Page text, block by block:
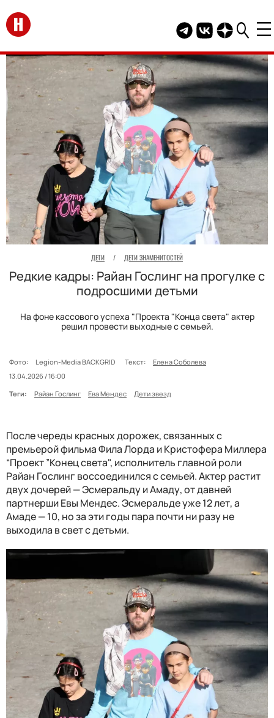
Перейти на главную
Telegram канал
Группа HELLO
Канал
ДЕТИ / ДЕТИ ЗНАМЕНИТОСТЕЙ
Редкие кадры: Райан Гослинг на прогулке с
подросшими детьми
На фоне кассового успеха "Проекта "Конца света" актер
решил провести выходные с семьей.
Фото: Legion-Media BACKGRID Текст:
Елена Соболева
13.04.2026 / 16:00
Теги:
Райан Гослинг Ева Мендес Дети звезд
После череды красных дорожек, связанных с
премьерой фильма Фила Лорда и Кристофера Миллера
“Проект ”Конец света", исполнитель главной роли
Райан Гослинг воссоединился с семьей. Актер растит
двух дочерей — Эсмеральду и Амаду, от давней
партнерши Евы Мендес. Эсмеральде уже 12 лет, а
Амаде — 10, но за эти годы пара почти ни разу не
выходила в свет с детьми.